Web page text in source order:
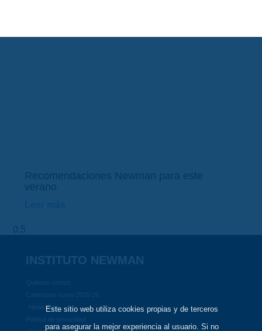
Recomendaciones Newman para este
verano
INSTITUTO NEWMAN
NewsletterEste sitio web utiliza cookies propias y de terceros
para asegurar la mejor experiencia al usuario. Si no